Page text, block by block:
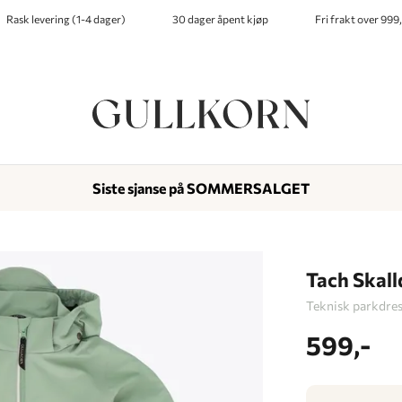
Rask levering (1-4 dager) 30 dager åpent kjøp Fri frakt over
Tach
Teknisk
599,-
Siste sjanse på SOMMERSALGET
-
-
-